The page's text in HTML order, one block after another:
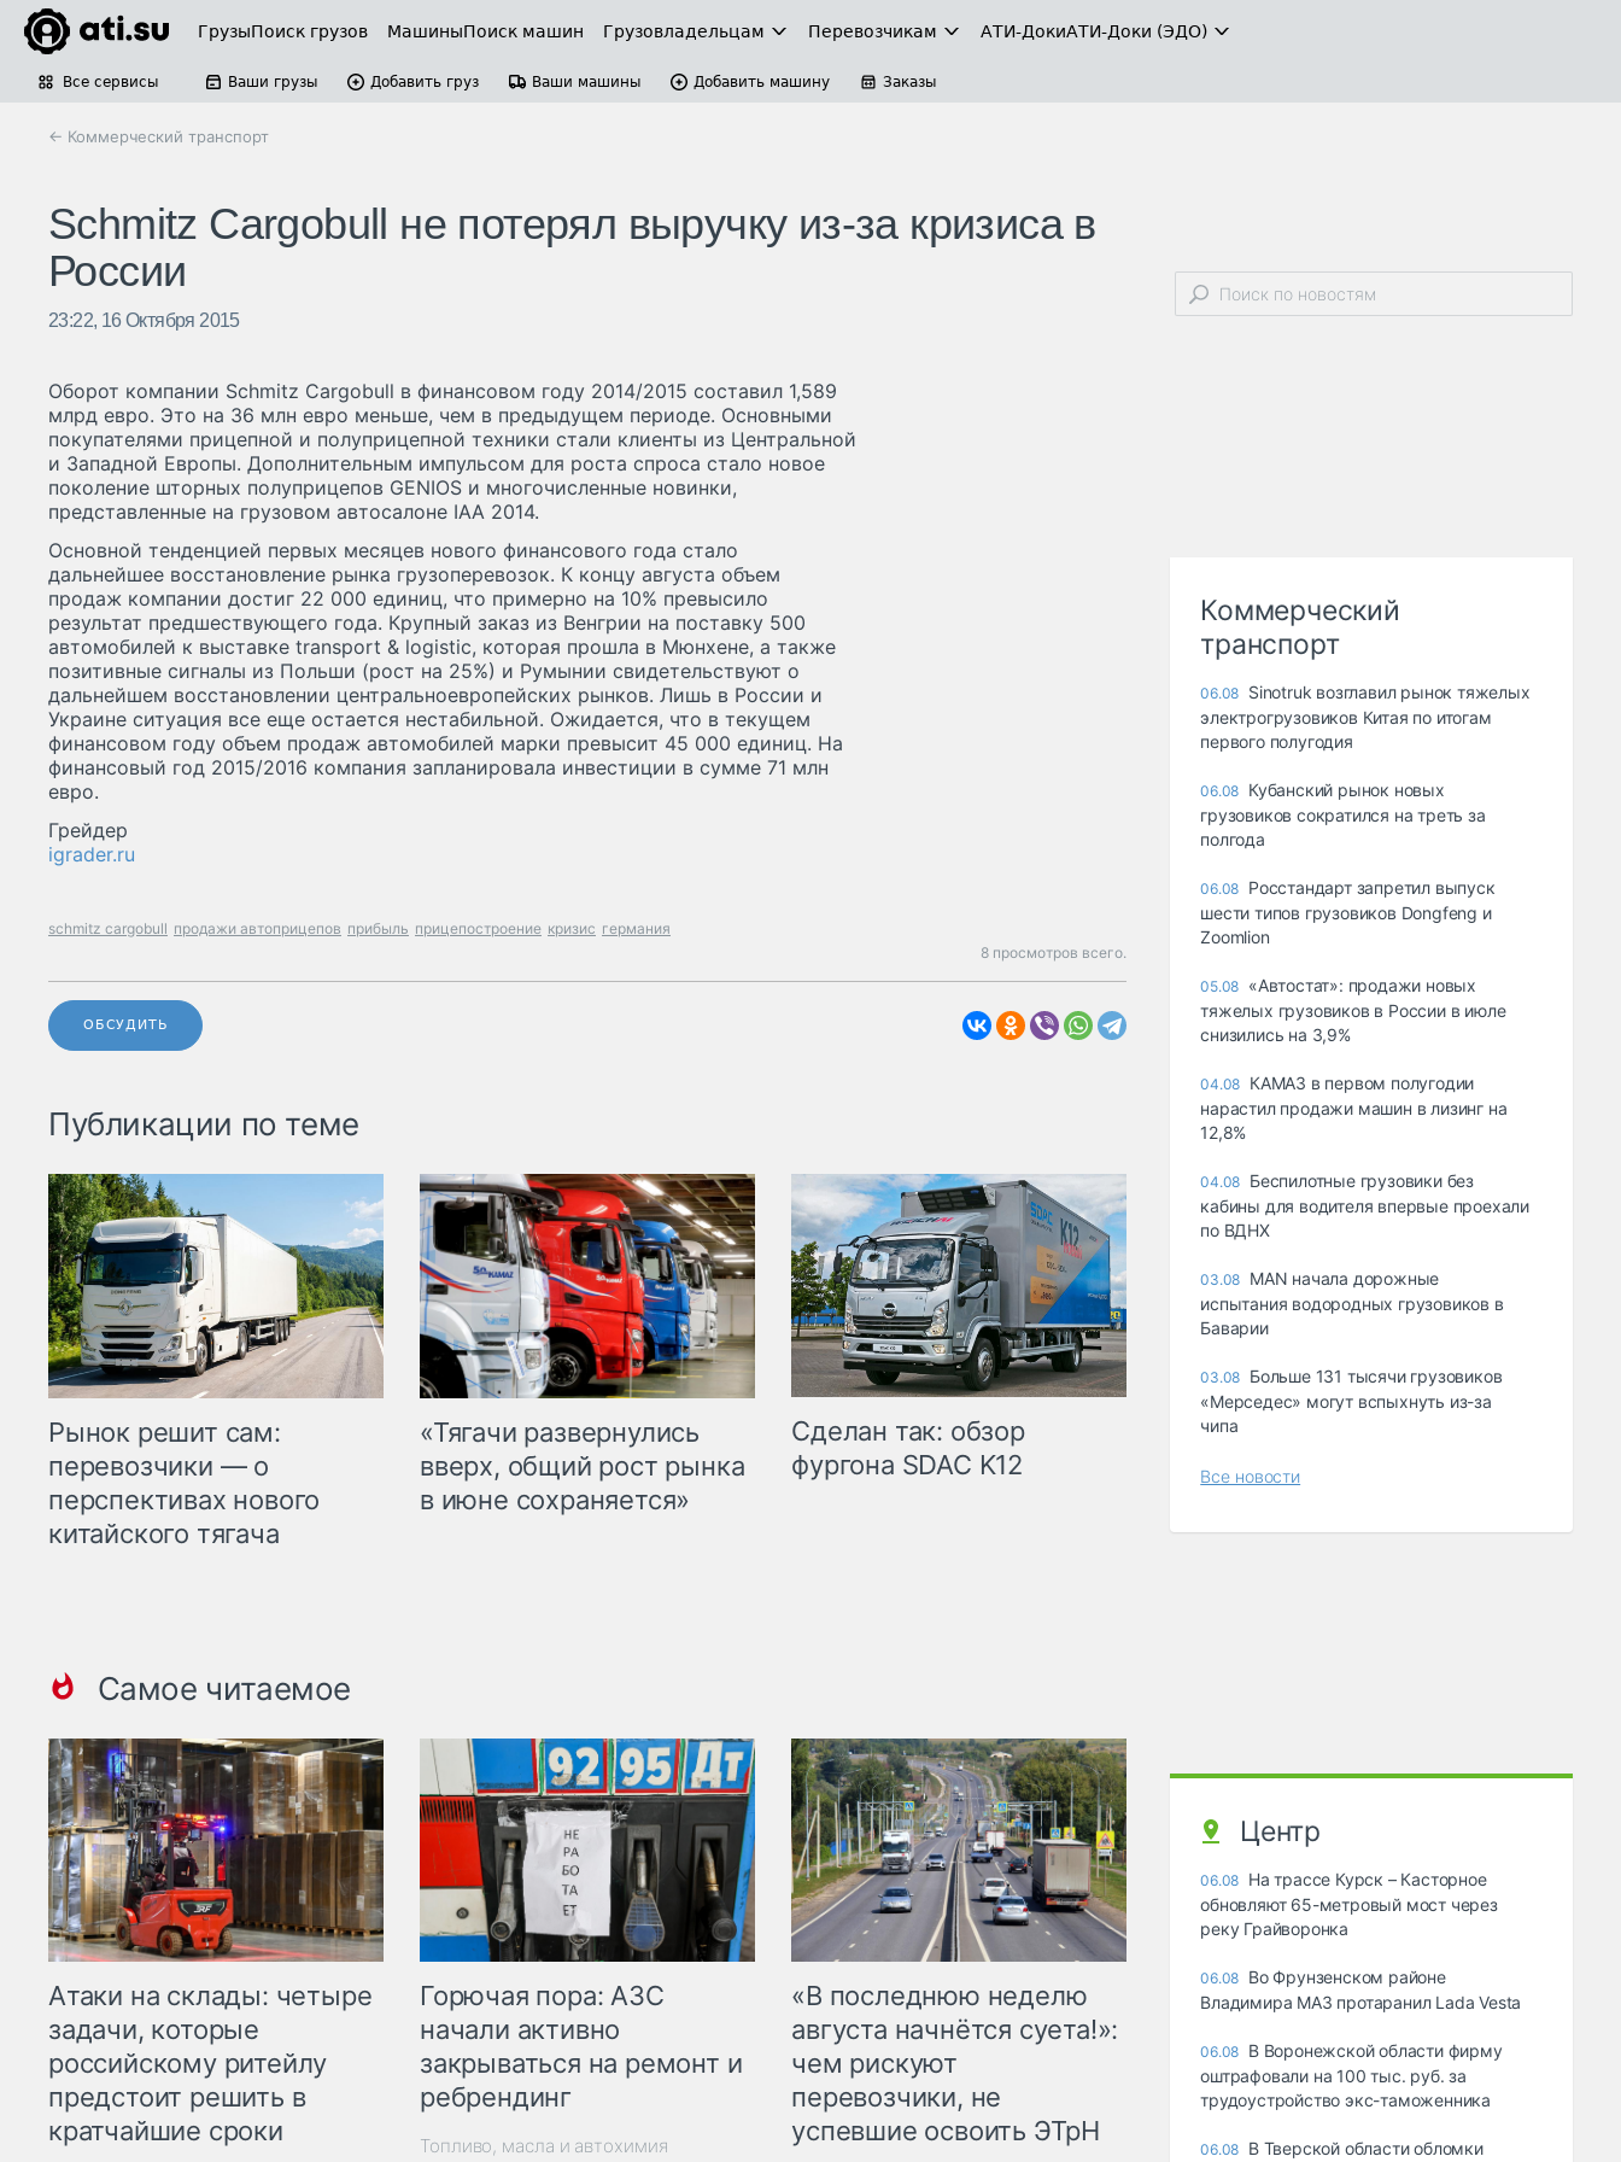
ГрузыПоиск грузов МашиныПоиск машин Грузовладельцам Перевозчикам АТИ-ДокиАТИ-Доки (ЭДО)
Все сервисы Ваши грузы Добавить груз Ваши машины Добавить машину Заказы
← Коммерческий транспорт
Schmitz Cargobull не потерял выручку из-за кризиса в
России
23:22, 16 Октября 2015
Оборот компании Schmitz Cargobull в финансовом году 2014/2015 составил 1,589
млрд евро. Это на 36 млн евро меньше, чем в предыдущем периоде. Основными
покупателями прицепной и полуприцепной техники стали клиенты из Центральной
и Западной Европы. Дополнительным импульсом для роста спроса стало новое
поколение шторных полуприцепов GENIOS и многочисленные новинки,
представленные на грузовом автосалоне IAA 2014.
Основной тенденцией первых месяцев нового финансового года стало
дальнейшее восстановление рынка грузоперевозок. К концу августа объем
продаж компании достиг 22 000 единиц, что примерно на 10% превысило
результат предшествующего года. Крупный заказ из Венгрии на поставку 500
автомобилей к выставке transport & logistic, которая прошла в Мюнхене, а также
позитивные сигналы из Польши (рост на 25%) и Румынии свидетельствуют о
дальнейшем восстановлении центральноевропейских рынков. Лишь в России и
Украине ситуация все еще остается нестабильной. Ожидается, что в текущем
финансовом году объем продаж автомобилей марки превысит 45 000 единиц. На
финансовый год 2015/2016 компания запланировала инвестиции в сумме 71 млн
евро.
Грейдер
igrader.ru
schmitz cargobull продажи автоприцепов прибыль прицепостроение кризис германия
8 просмотров всего.
ОБСУДИТЬ
Публикации по теме
Рынок решит сам:
перевозчики — о
перспективах нового
китайского тягача
«Тягачи развернулись
вверх, общий рост рынка
в июне сохраняется»
Сделан так: обзор
фургона SDAC K12
Самое читаемое
Атаки на склады: четыре
задачи, которые
российскому ритейлу
предстоит решить в
кратчайшие сроки
Горючая пора: АЗС
начали активно
закрываться на ремонт и
ребрендинг
Топливо, масла и автохимия
«В последнюю неделю
августа начнётся суета!»:
чем рискуют
перевозчики, не
успевшие освоить ЭТрН
Коммерческий
транспорт
06.08 Sinotruk возглавил рынок тяжелых
электрогрузовиков Китая по итогам
первого полугодия
06.08 Кубанский рынок новых
грузовиков сократился на треть за
полгода
06.08 Росстандарт запретил выпуск
шести типов грузовиков Dongfeng и
Zoomlion
05.08 «Автостат»: продажи новых
тяжелых грузовиков в России в июле
снизились на 3,9%
04.08 КАМАЗ в первом полугодии
нарастил продажи машин в лизинг на
12,8%
04.08 Беспилотные грузовики без
кабины для водителя впервые проехали
по ВДНХ
03.08 MAN начала дорожные
испытания водородных грузовиков в
Баварии
03.08 Больше 131 тысячи грузовиков
«Мерседес» могут вспыхнуть из-за
чипа
Все новости
Центр
06.08 На трассе Курск – Касторное
обновляют 65-метровый мост через
реку Грайворонка
06.08 Во Фрунзенском районе
Владимира МАЗ протаранил Lada Vesta
06.08 В Воронежской области фирму
оштрафовали на 100 тыс. руб. за
трудоустройство экс-таможенника
06.08 В Тверской области обломки